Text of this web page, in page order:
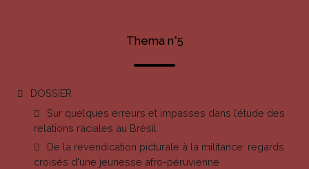
Thema n°5
DOSSIER
Sur quelques erreurs et impasses dans l’étude des
relations raciales au Brésil
De la revendication picturale à la militance: regards
croisés d'une jeunesse afro-péruvienne